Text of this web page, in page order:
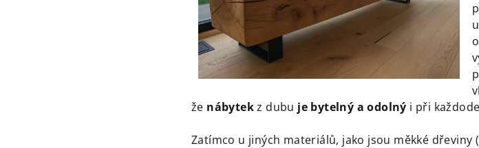
že nábytekz dubu je bytelný a odolný i při
Zatímco u jiných materiálů, jako jsou měkké